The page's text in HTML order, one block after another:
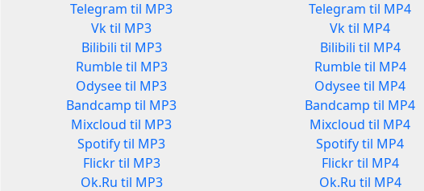
Telegram til MP3
Vk til MP3
Bilibili til MP3
Rumble til MP3
Odysee til MP3
Bandcamp til MP3
Mixcloud til MP3
Spotify til MP3
Flickr til MP3
Ok.Ru til MP3
Telegram til MP4
Vk til MP4
Bilibili til MP4
Rumble til MP4
Odysee til MP4
Bandcamp til MP4
Mixcloud til MP4
Spotify til MP4
Flickr til MP4
Ok.Ru til MP4